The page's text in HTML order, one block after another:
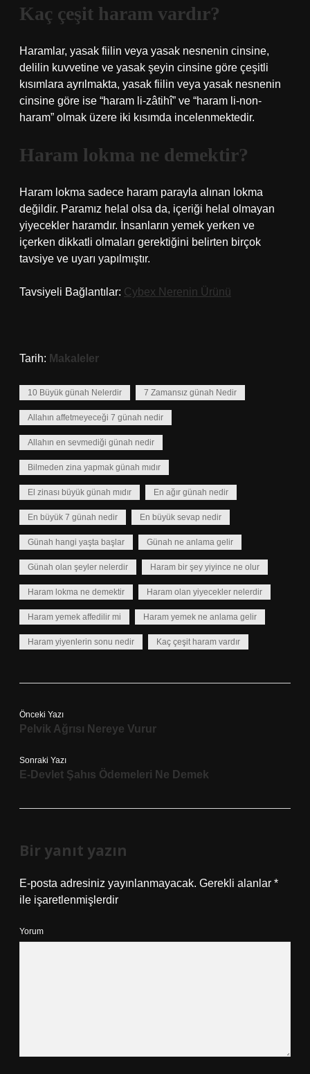
Kaç çeşit haram vardır?
Haramlar, yasak fiilin veya yasak nesnenin cinsine,
delilin kuvvetine ve yasak şeyin cinsine göre çeşitli
kısımlara ayrılmakta, yasak fiilin veya yasak nesnenin
cinsine göre ise “haram li-zâtihî” ve “haram li-non-
haram” olmak üzere iki kısımda incelenmektedir.
Haram lokma ne demektir?
Haram lokma sadece haram parayla alınan lokma
değildir. Paramız helal olsa da, içeriği helal olmayan
yiyecekler haramdır. İnsanların yemek yerken ve
içerken dikkatli olmaları gerektiğini belirten birçok
tavsiye ve uyarı yapılmıştır.
Tavsiyeli Bağlantılar: Cybex Nerenin Ürünü
Tarih: Makaleler
10 Büyük günah Nelerdir 7 Zamansız günah Nedir
Allahın affetmeyeceği 7 günah nedir
Allahın en sevmediği günah nedir
Bilmeden zina yapmak günah mıdır
El zinası büyük günah mıdır En ağır günah nedir
En büyük 7 günah nedir En büyük sevap nedir
Günah hangi yaşta başlar Günah ne anlama gelir
Günah olan şeyler nelerdir Haram bir şey yiyince ne olur
Haram lokma ne demektir Haram olan yiyecekler nelerdir
Haram yemek affedilir mi Haram yemek ne anlama gelir
Haram yiyenlerin sonu nedir Kaç çeşit haram vardır
Önceki Yazı
Pelvik Ağrısı Nereye Vurur
Sonraki Yazı
E-Devlet Şahıs Ödemeleri Ne Demek
Bir yanıt yazın
E-posta adresiniz yayınlanmayacak. Gerekli alanlar *
ile işaretlenmişlerdir
Yorum